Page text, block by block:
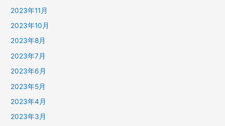
2023年11月
2023年10月
2023年8月
2023年7月
2023年6月
2023年5月
2023年4月
2023年3月